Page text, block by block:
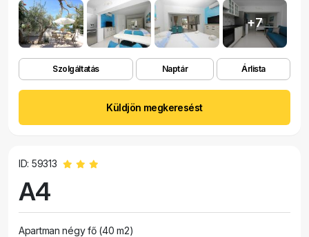
+7
Szolgáltatás Naptár Árlista
Küldjön megkeresést
ID: 59313
A4
Apartman négy fő (40 m2)